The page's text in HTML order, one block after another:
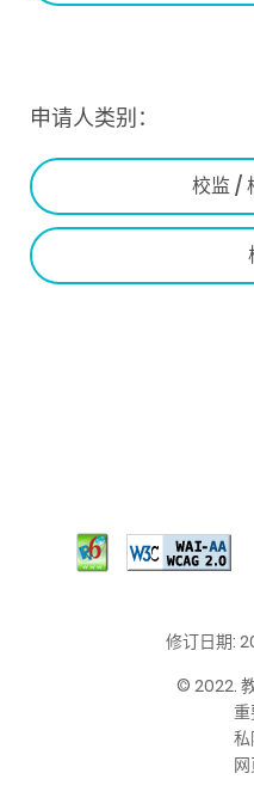
申请人类别：
校监 /
修订日期:
© 2022.